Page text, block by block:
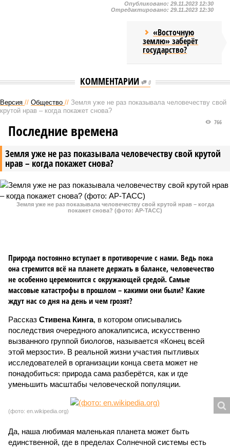
Опубликовано: 29.11.2023 12:30
Отредактировано: 29.11.2023 12:30
«Восточную
землю» заберёт
государство?
КОММЕНТАРИИ 0
Версия // Общество // Земля уже не раз показывала человечеству свой
крутой нрав – когда покажет снова?
Земля уже не раз показывала человечеству свой крутой
нрав – когда покажет снова?
766
Последние времена
Земля уже не раз показывала человечеству свой крутой нрав – когда
покажет снова? (фото: АР-ТАСС)
Природа постоянно вступает в противоречие с нами. Ведь пока
она стремится всё на планете держать в балансе, человечество
не особенно церемонится с окружающей средой. Самые
массовые катастрофы в прошлом – какими они были? Какие
ждут нас со дня на день и чем грозят?
Рассказ Стивена Кинга, в котором описывались
последствия очередного апокалипсиса, искусственно
вызванного группой биологов, называется «Конец всей
этой мерзости». В реальной жизни участия пытливых
исследователей в организации конца света может не
понадобиться: природа сама разберётся, как и где
уменьшить масштабы человеческой популяции.
(фото: en.wikipedia.org)
Да, наша любимая маленькая планета может быть
единственной, где в пределах Солнечной системы есть